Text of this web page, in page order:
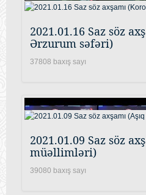
2021.01.16 Saz söz
Ərzurum səfəri)
37808 baxış sayı
2021.01.09 Saz söz
müəllimləri)
39080 baxış sayı